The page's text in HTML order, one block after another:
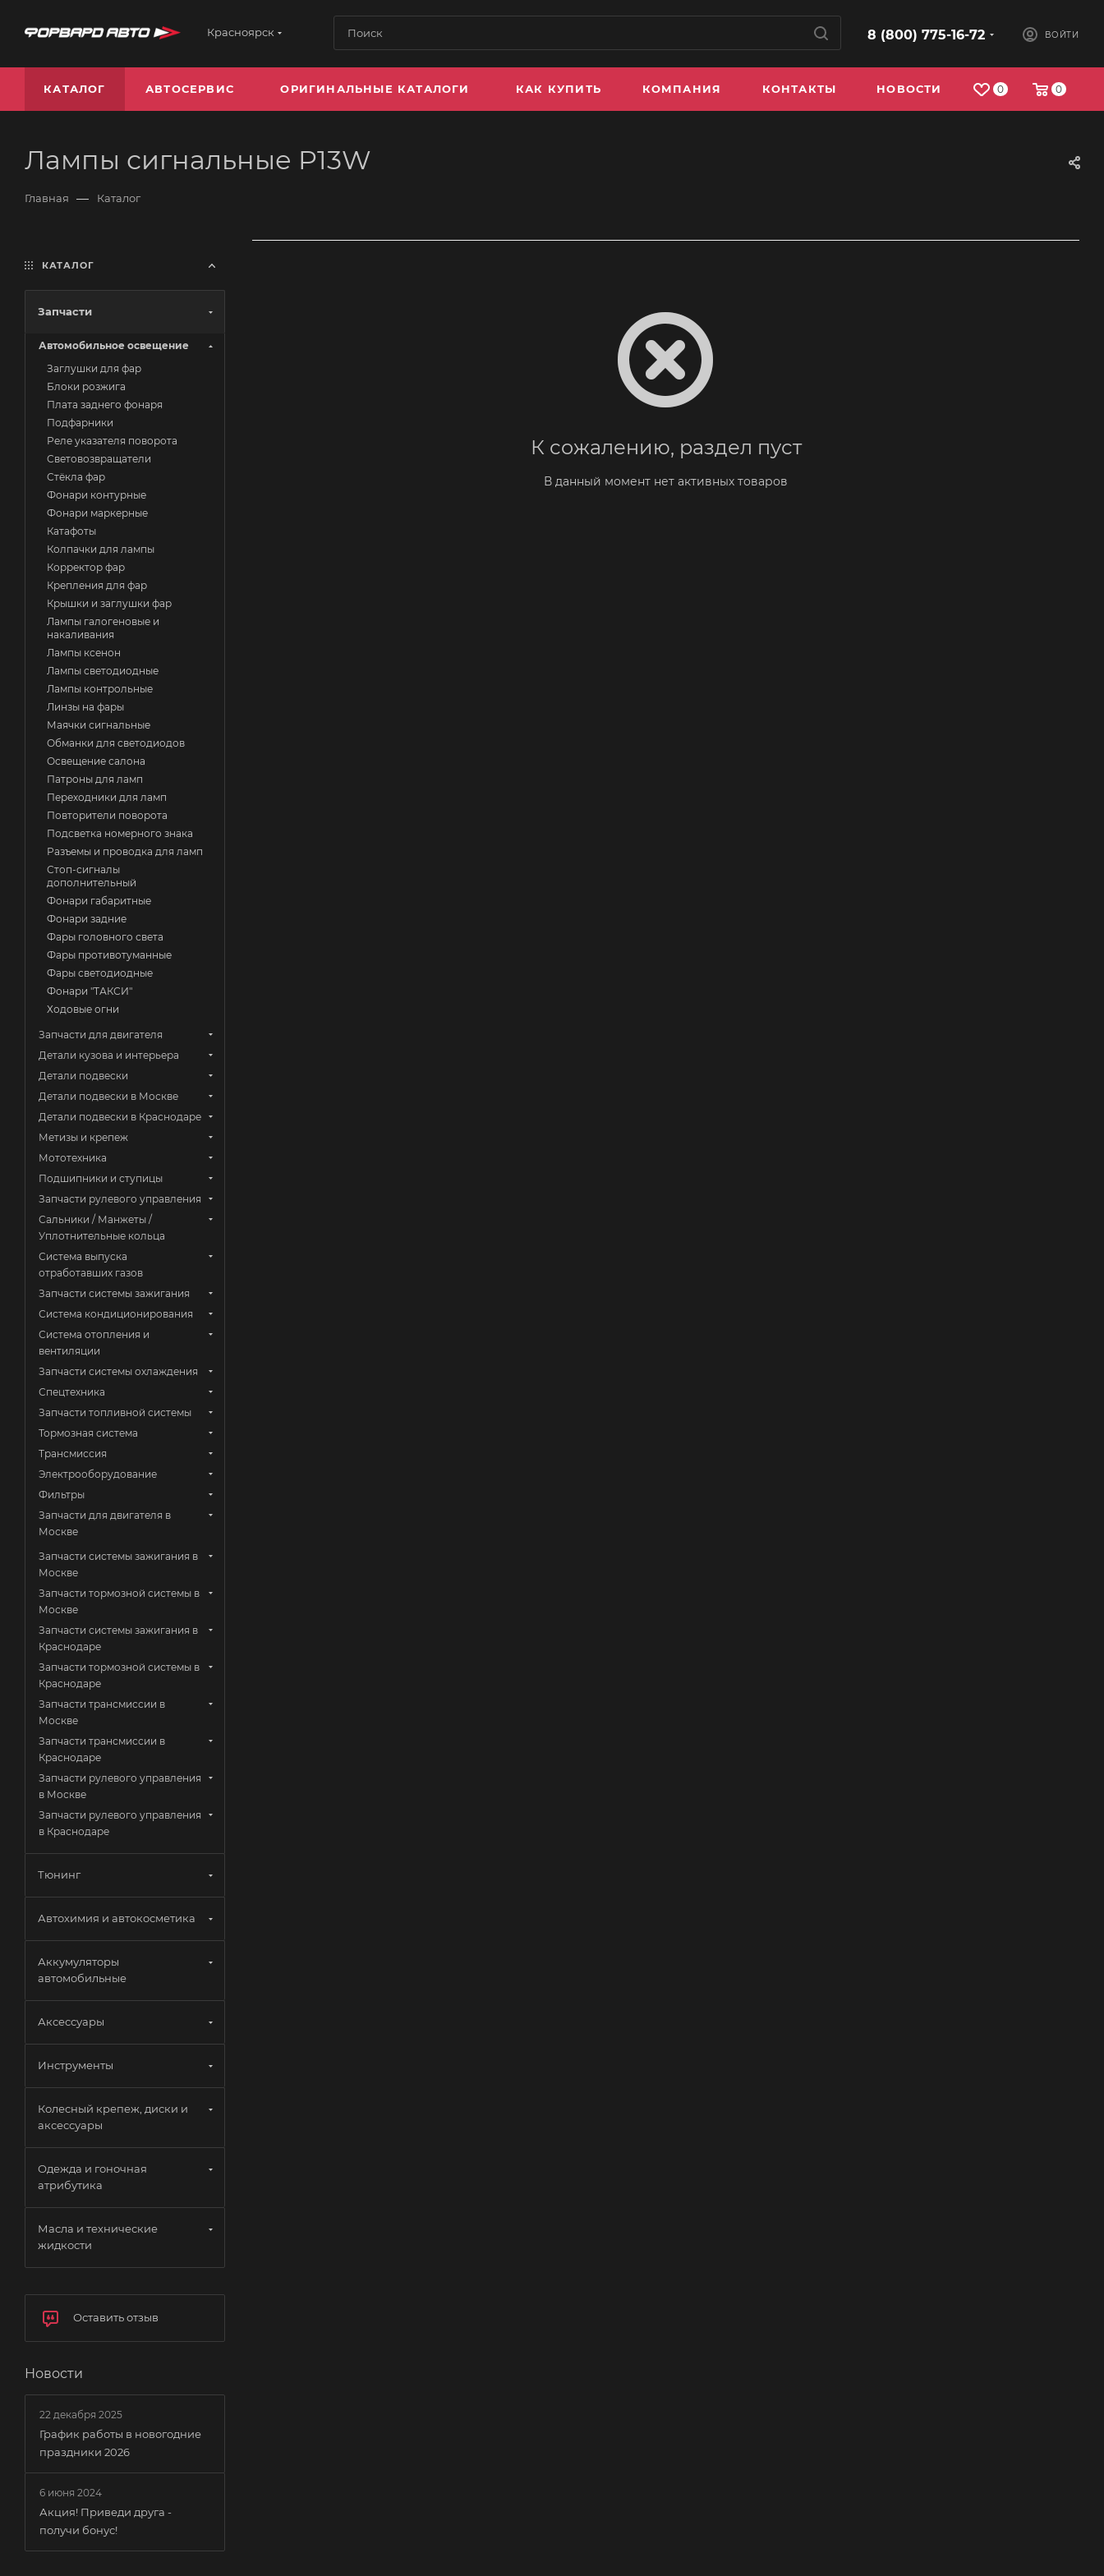
Красноярск 8 (800) 775-16-72 ВОЙТИ
0 0
КАТАЛОГ АВТОСЕРВИС ОРИГИНАЛЬНЫЕ КАТАЛОГИ КАК КУПИТЬ КОМПАНИЯ КОНТАКТЫ НОВОСТИ
Лампы сигнальные P13W
Главная — Каталог
К сожалению, раздел пуст
В данный момент нет активных товаров
КАТАЛОГ
Запчасти
Автомобильное освещение
Заглушки для фар
Блоки розжига
Плата заднего фонаря
Подфарники
Реле указателя поворота
Световозвращатели
Стёкла фар
Фонари контурные
Фонари маркерные
Катафоты
Колпачки для лампы
Корректор фар
Крепления для фар
Крышки и заглушки фар
Лампы галогеновые и
накаливания
Лампы ксенон
Лампы светодиодные
Лампы контрольные
Линзы на фары
Маячки сигнальные
Обманки для светодиодов
Освещение салона
Патроны для ламп
Переходники для ламп
Повторители поворота
Подсветка номерного знака
Разъемы и проводка для ламп
Стоп-сигналы
дополнительный
Фонари габаритные
Фонари задние
Фары головного света
Фары противотуманные
Фары светодиодные
Фонари "ТАКСИ"
Ходовые огни
Запчасти для двигателя
Детали кузова и интерьера
Детали подвески
Детали подвески в Москве
Детали подвески в Краснодаре
Метизы и крепеж
Мототехника
Подшипники и ступицы
Запчасти рулевого управления
Сальники / Манжеты /
Уплотнительные кольца
Система выпуска
отработавших газов
Запчасти системы зажигания
Система кондиционирования
Система отопления и
вентиляции
Запчасти системы охлаждения
Спецтехника
Запчасти топливной системы
Тормозная система
Трансмиссия
Электрооборудование
Фильтры
Запчасти для двигателя в
Москве
Запчасти системы зажигания в
Москве
Запчасти тормозной системы в
Москве
Запчасти системы зажигания в
Краснодаре
Запчасти тормозной системы в
Краснодаре
Запчасти трансмиссии в
Москве
Запчасти трансмиссии в
Краснодаре
Запчасти рулевого управления
в Москве
Запчасти рулевого управления
в Краснодаре
Тюнинг
Автохимия и автокосметика
Аккумуляторы
автомобильные
Аксессуары
Инструменты
Колесный крепеж, диски и
аксессуары
Одежда и гоночная
атрибутика
Масла и технические
жидкости
Оставить отзыв
Новости
22 декабря 2025
График работы в новогодние
праздники 2026
6 июня 2024
Акция! Приведи друга -
получи бонус!